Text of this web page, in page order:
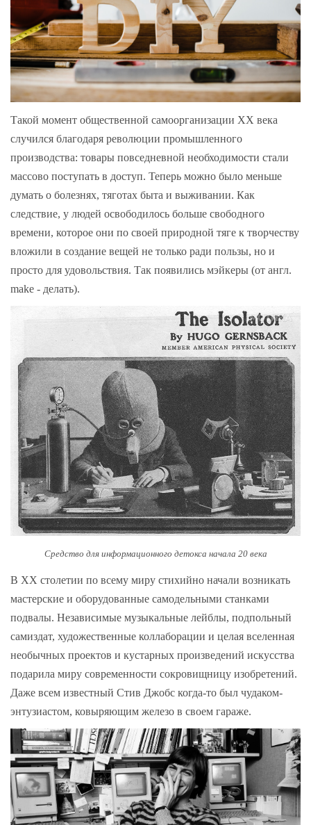
Такой момент общественной самоорганизации XX века
случился благодаря революции промышленного
производства: товары повседневной необходимости стали
массово поступать в доступ. Теперь можно было меньше
думать о болезнях, тяготах быта и выживании. Как
следствие, у людей освободилось больше свободного
времени, которое они по своей природной тяге к творчеству
вложили в создание вещей не только ради пользы, но и
просто для удовольствия. Так появились мэйкеры (от англ.
make - делать).
Средство для информационного детокса начала 20 века
В XX столетии по всему миру стихийно начали возникать
мастерские и оборудованные самодельными станками
подвалы. Независимые музыкальные лейблы, подпольный
самиздат, художественные коллаборации и целая вселенная
необычных проектов и кустарных произведений искусства
подарила миру современности сокровищницу изобретений.
Даже всем известный Стив Джобс когда-то был чудаком-
энтузиастом, ковыряющим железо в своем гараже.